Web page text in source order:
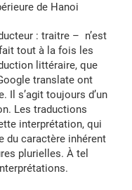
de Hanoi
: traitre – n’est
tout à la fois les
littéraire, que
translate ont
Il s’agit toujours d’un
Les traductions
interprétation, qui
du caractère inhérent
plurielles. À tel